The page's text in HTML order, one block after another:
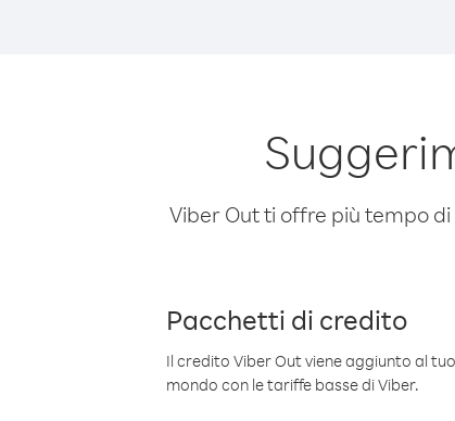
Viber Out ti offre più tempo
Pacchetti di credito
Il credito Viber Out viene aggiunto al
mondo con le tariffe basse di Viber.